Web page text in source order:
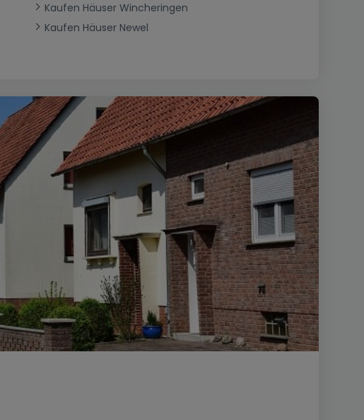
Kaufen Häuser Wincheringen
Kaufen Häuser Newel